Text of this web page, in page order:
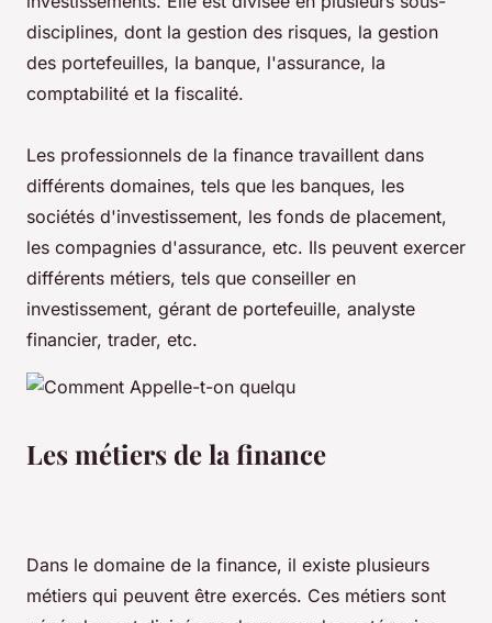
disciplines, dont la gestion des risques, la gestion
des portefeuilles, la banque, l'assurance, la
comptabilité et la fiscalité.
Les professionnels de la finance travaillent dans
différents domaines, tels que les banques, les
sociétés d'investissement, les fonds de placement,
les compagnies d'assurance, etc. Ils peuvent exercer
différents métiers, tels que conseiller en
investissement, gérant de portefeuille, analyste
financier, trader, etc.
Les métiers de la finance
Dans le domaine de la finance, il existe plusieurs
métiers qui peuvent être exercés. Ces métiers sont